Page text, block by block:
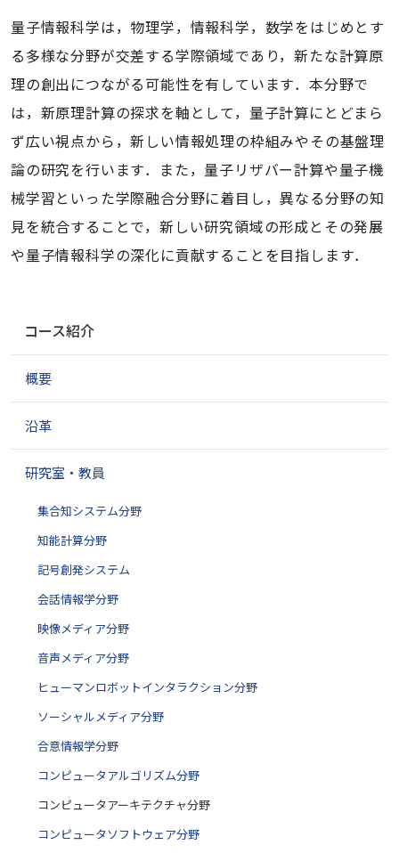
量子情報科学は，物理学，情報科学，数学をはじめとす
る多様な分野が交差する学際領域であり，新たな計算原
理の創出につながる可能性を有しています．本分野で
は，新原理計算の探求を軸として，量子計算にとどまら
ず広い視点から，新しい情報処理の枠組みやその基盤理
論の研究を行います．また，量子リザバー計算や量子機
械学習といった学際融合分野に着目し，異なる分野の知
見を統合することで，新しい研究領域の形成とその発展
や量子情報科学の深化に貢献することを目指します．
ゲ
シ
ン
コース紹介
概要
沿革
研究室・教員
集合知システム分野
知能計算分野
記号創発システム
会話情報学分野
映像メディア分野
音声メディア分野
ヒューマンロボットインタラクション分野
ソーシャルメディア分野
合意情報学分野
コンピュータアルゴリズム分野
コンピュータアーキテクチャ分野
コンピュータソフトウェア分野